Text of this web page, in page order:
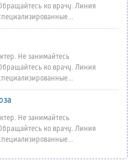
ко врачу. Линия
Не занимайтесь
ко врачу. Линия
Не занимайтесь
ко врачу. Линия